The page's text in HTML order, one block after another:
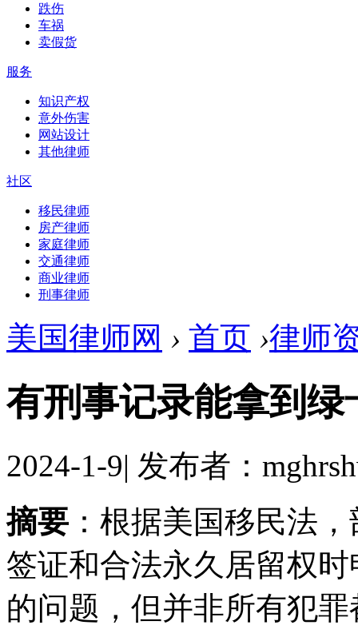
跌伤
车祸
卖假货
服务
知识产权
意外伤害
网站设计
其他律师
社区
移民律师
房产律师
家庭律师
交通律师
商业律师
刑事律师
美国律师网 › 首页 ›律师
有刑事记录能拿到绿
2024-1-9| 发布者：
摘要 ：根据美国移民法
签证和合法永久居留权
的问题，但并非所有犯